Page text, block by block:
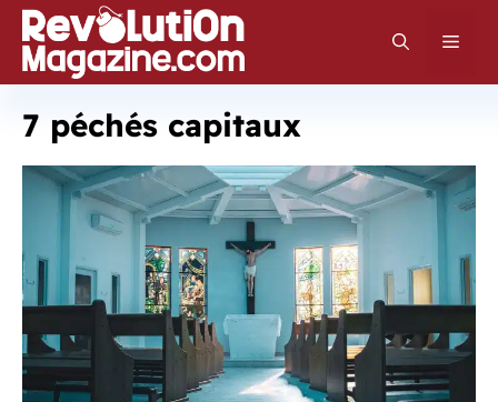
Aller
au
contenu
7 péchés capitaux